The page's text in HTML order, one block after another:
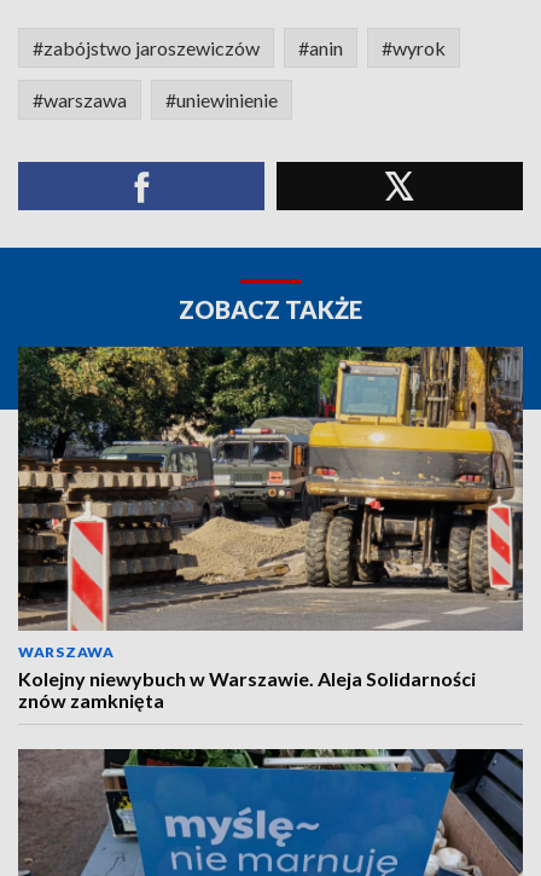
#zabójstwo jaroszewiczów #anin #wyrok
#warszawa #uniewinienie
ZOBACZ TAKŻE
WARSZAWA
Kolejny niewybuch w Warszawie. Aleja Solidarności
znów zamknięta